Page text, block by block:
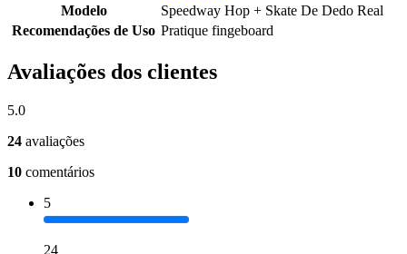
Modelo
Speedway Hop + Skate De Dedo Real
Recomendações de Uso Pratique fingeboard
Avaliações dos clientes
5.0
24 avaliações
10 comentários
5
24